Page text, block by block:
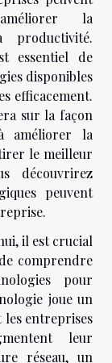
la
productivité.
essentiel de
disponibles
efficacement.
sur la façon
améliorer la
le meilleur
découvrirez
peuvent
il est crucial
comprendre
pour
joue un
les entreprises
leur
réseau, un